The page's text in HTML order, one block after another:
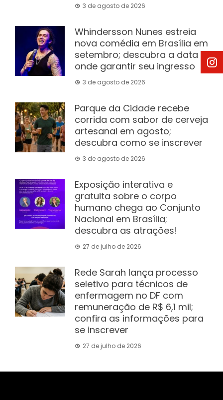
3 de agosto de 2026
Whindersson Nunes estreia
nova comédia em Brasília em
setembro; descubra a data e
onde garantir seu ingresso
3 de agosto de 2026
Parque da Cidade recebe
corrida com sabor de cerveja
artesanal em agosto;
descubra como se inscrever
3 de agosto de 2026
Exposição interativa e
gratuita sobre o corpo
humano chega ao Conjunto
Nacional em Brasília;
descubra as atrações!
27 de julho de 2026
Rede Sarah lança processo
seletivo para técnicos de
enfermagem no DF com
remuneração de R$ 6,1 mil;
confira as informações para
se inscrever
27 de julho de 2026